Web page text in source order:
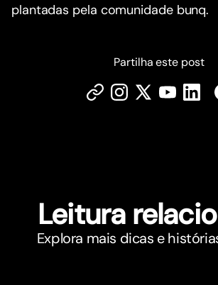
plantadas pela comunidade bunq.
Partilha este post
Leitura
Explora mais dicas e